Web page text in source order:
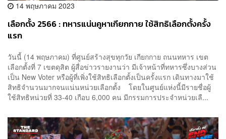
14 พฤษภาคม 2023
เลือกตั้ง 2566 : ทหารแน่นคูหาเกียกกาย ใช้สิทธิเลือกตั้งครั้ง
แรก
วันนี้ (14 พฤษภาคม) ที่ศูนย์สร้างสุขทุกวัย เกียกกาย ถนนทหาร เขต
เลือกตั้งที่ 7 เขตดุสิต ผู้สื่อข่าวรายงานว่า มีเจ้าหน้าที่ทหารซึ่งบางส่วน
เป็น New Voter หรือผู้ที่เพิ่งใช้สิทธิเลือกตั้งเป็นครั้งแรก เดินทางมาใช้
สิทธิจำนวนมากจนแน่นหน่วยเลือกตั้ง โดยในศูนย์แห่งนี้มีรายชื่อผู้
ใช้สิทธิหน่วยที่ 33-40 เกือบ 6,000 คน มีกรรมการประจำหน่วยเลื...